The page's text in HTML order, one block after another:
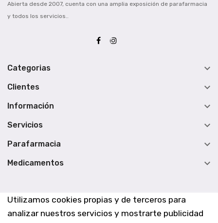
Utilizamos cookies propias y de terceros para
analizar nuestros servicios y mostrarte publicidad
Abierta desde 2007, cuenta con una amplia exposición de parafarmacia
y todos los servicios..
Categorias 
Clientes 
Información 
Servicios 
Parafarmacia 
Medicamentos 